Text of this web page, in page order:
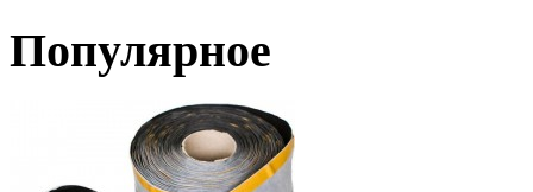
Популярное